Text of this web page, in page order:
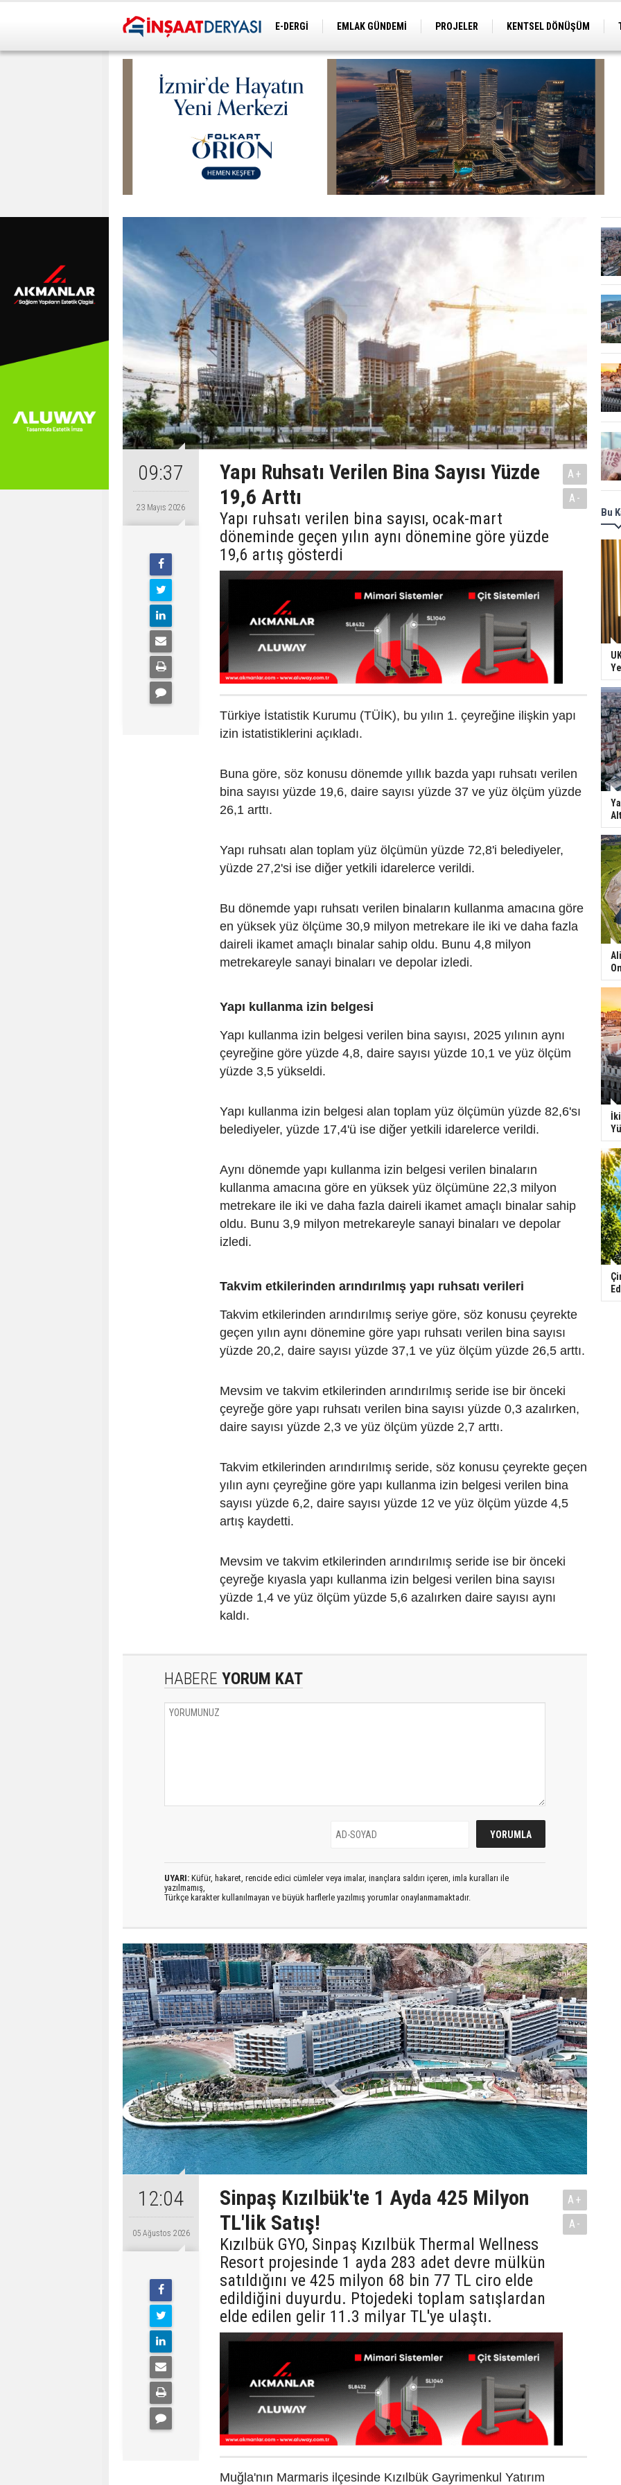
E-DERGİ EMLAK GÜNDEMİ PROJELER KENTSEL DÖNÜŞÜM
09:37
23 Mayıs 2026
Yapı Ruhsatı Verilen Bina Sayısı Yüzde
19,6 Arttı
Yapı ruhsatı verilen bina sayısı, ocak-mart
döneminde geçen yılın aynı dönemine göre yüzde
19,6 artış gösterdi
A+
A-
Türkiye İstatistik Kurumu (TÜİK), bu yılın 1. çeyreğine ilişkin yapı
izin istatistiklerini açıkladı.
Buna göre, söz konusu dönemde yıllık bazda yapı ruhsatı verilen
bina sayısı yüzde 19,6, daire sayısı yüzde 37 ve yüz ölçüm yüzde
26,1 arttı.
Yapı ruhsatı alan toplam yüz ölçümün yüzde 72,8'i belediyeler,
yüzde 27,2'si ise diğer yetkili idarelerce verildi.
Bu dönemde yapı ruhsatı verilen binaların kullanma amacına göre
en yüksek yüz ölçüme 30,9 milyon metrekare ile iki ve daha fazla
daireli ikamet amaçlı binalar sahip oldu. Bunu 4,8 milyon
metrekareyle sanayi binaları ve depolar izledi.
Yapı kullanma izin belgesi
Yapı kullanma izin belgesi verilen bina sayısı, 2025 yılının aynı
çeyreğine göre yüzde 4,8, daire sayısı yüzde 10,1 ve yüz ölçüm
yüzde 3,5 yükseldi.
Yapı kullanma izin belgesi alan toplam yüz ölçümün yüzde 82,6'sı
belediyeler, yüzde 17,4'ü ise diğer yetkili idarelerce verildi.
Aynı dönemde yapı kullanma izin belgesi verilen binaların
kullanma amacına göre en yüksek yüz ölçümüne 22,3 milyon
metrekare ile iki ve daha fazla daireli ikamet amaçlı binalar sahip
oldu. Bunu 3,9 milyon metrekareyle sanayi binaları ve depolar
izledi.
Takvim etkilerinden arındırılmış yapı ruhsatı verileri
Takvim etkilerinden arındırılmış seriye göre, söz konusu çeyrekte
geçen yılın aynı dönemine göre yapı ruhsatı verilen bina sayısı
yüzde 20,2, daire sayısı yüzde 37,1 ve yüz ölçüm yüzde 26,5 arttı.
Mevsim ve takvim etkilerinden arındırılmış seride ise bir önceki
çeyreğe göre yapı ruhsatı verilen bina sayısı yüzde 0,3 azalırken,
daire sayısı yüzde 2,3 ve yüz ölçüm yüzde 2,7 arttı.
Takvim etkilerinden arındırılmış seride, söz konusu çeyrekte geçen
yılın aynı çeyreğine göre yapı kullanma izin belgesi verilen bina
sayısı yüzde 6,2, daire sayısı yüzde 12 ve yüz ölçüm yüzde 4,5
artış kaydetti.
Mevsim ve takvim etkilerinden arındırılmış seride ise bir önceki
çeyreğe kıyasla yapı kullanma izin belgesi verilen bina sayısı
yüzde 1,4 ve yüz ölçüm yüzde 5,6 azalırken daire sayısı aynı
kaldı.
HABERE YORUM KAT
UYARI: Küfür, hakaret, rencide edici cümleler veya imalar, inançlara saldırı içeren, imla kuralları ile
yazılmamış,
Türkçe karakter kullanılmayan ve büyük harflerle yazılmış yorumlar onaylanmamaktadır.
12:04
05 Ağustos 2026
Sinpaş Kızılbük'te 1 Ayda 425 Milyon
TL'lik Satış!
Kızılbük GYO, Sinpaş Kızılbük Thermal Wellness
Resort projesinde 1 ayda 283 adet devre mülkün
satıldığını ve 425 milyon 68 bin 77 TL ciro elde
edildiğini duyurdu. Ptojedeki toplam satışlardan
elde edilen gelir 11.3 milyar TL'ye ulaştı.
A+
A-
Muğla'nın Marmaris ilçesinde Kızılbük Gayrimenkul Yatırım
Bu